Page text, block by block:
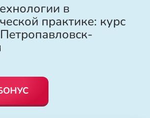
в
практике: курс